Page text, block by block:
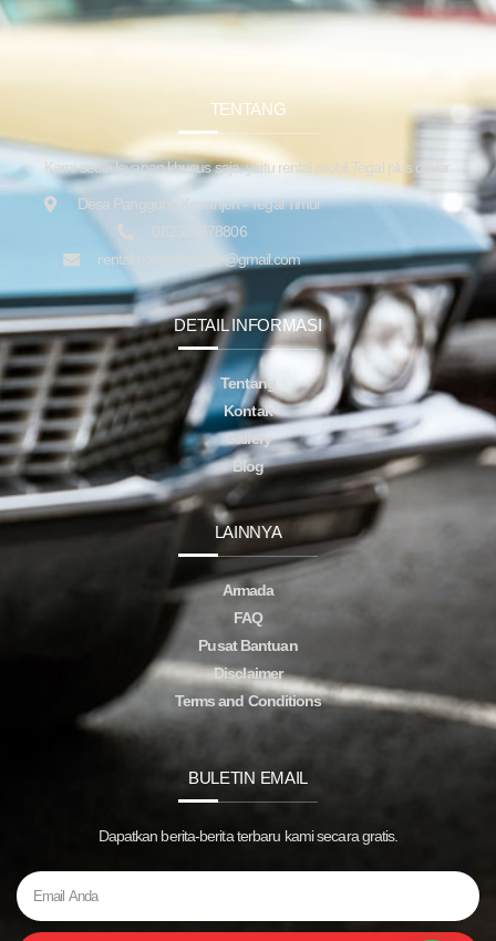
TENTANG
Kami sedia layanan khusus saja, yaitu rental mobil Tegal plus driver.
Desa Panggung Kepanjen - Tegal Timur
082323878806
rentalmobiltegalsupir@gmail.com
DETAIL INFORMASI
Tentang
Kontak
Gallery
Blog
LAINNYA
Armada
FAQ
Pusat Bantuan
Disclaimer
Terms and Conditions
BULETIN EMAIL
Dapatkan berita-berita terbaru kami secara gratis.